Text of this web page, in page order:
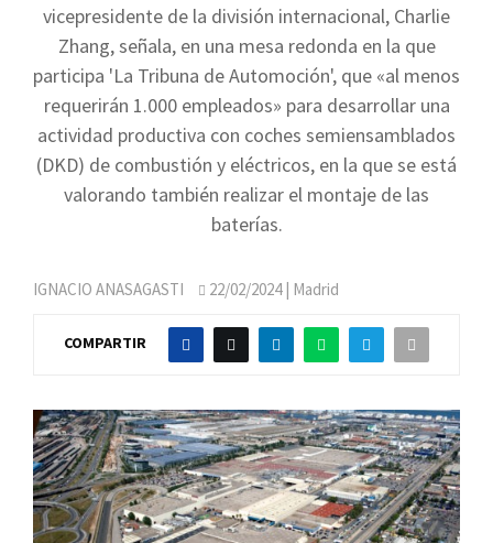
vicepresidente de la división internacional, Charlie
Zhang, señala, en una mesa redonda en la que
participa 'La Tribuna de Automoción', que «al menos
requerirán 1.000 empleados» para desarrollar una
actividad productiva con coches semiensamblados
(DKD) de combustión y eléctricos, en la que se está
valorando también realizar el montaje de las
baterías.
IGNACIO ANASAGASTI 22/02/2024| Madrid
COMPARTIR